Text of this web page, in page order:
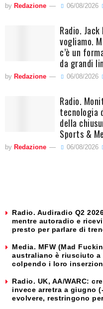
by Redazione 06/08/2026
Radio.
vogliamo.
c’è un
da grandi
by Redazione 06/08/2026
Radio.
tecnologia
della
Sports &
by Redazione 06/08/2026
Radio. Audiradio Q2
mentre autoradio e
presto per parlare di
Media. MFW (Mad
australiano è riusciuto a
colpendo i loro
Radio. UK, AA/WARC:
invece arretra a giugno
evolvere, restringono